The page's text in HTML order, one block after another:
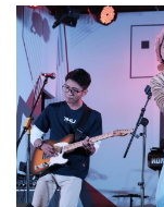
EVENTS
MLDPODCAST
VIDEOS
MLDPOINTS